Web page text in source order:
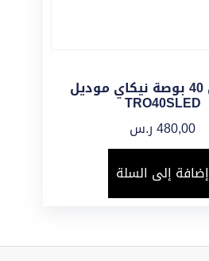
تلفزيون 40 بوصة نيكاي موديل
TRO40SLED
480,00ر.س
إضافة إلى السلة